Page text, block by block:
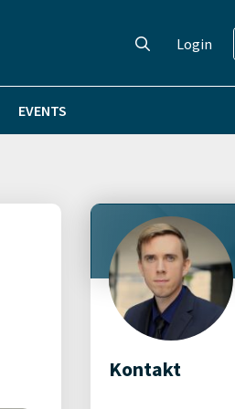
Login
EVENTS
Kontakt